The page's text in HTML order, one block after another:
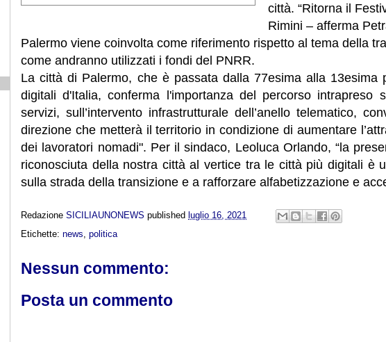
città. “Ritorna il
Rimini – afferma
Palermo viene coinvolta come riferimento rispetto al tema della
come andranno utilizzati i fondi del PNRR.
La città di Palermo, che è passata dalla 77esima alla 13esima
digitali d'Italia, conferma l'importanza del percorso intrapreso
servizi, sull’intervento infrastrutturale dell’anello telematico,
direzione che metterà il territorio in condizione di aumentare
dei lavoratori nomadi". Per il sindaco, Leoluca Orlando, “la
riconosciuta della nostra città al vertice tra le città più digitali è
sulla strada della transizione e a rafforzare alfabetizzazione e
Redazione SICILIAUNONEWS published luglio 16, 2021
Etichette: news politica
Nessun commento:
Posta un commento